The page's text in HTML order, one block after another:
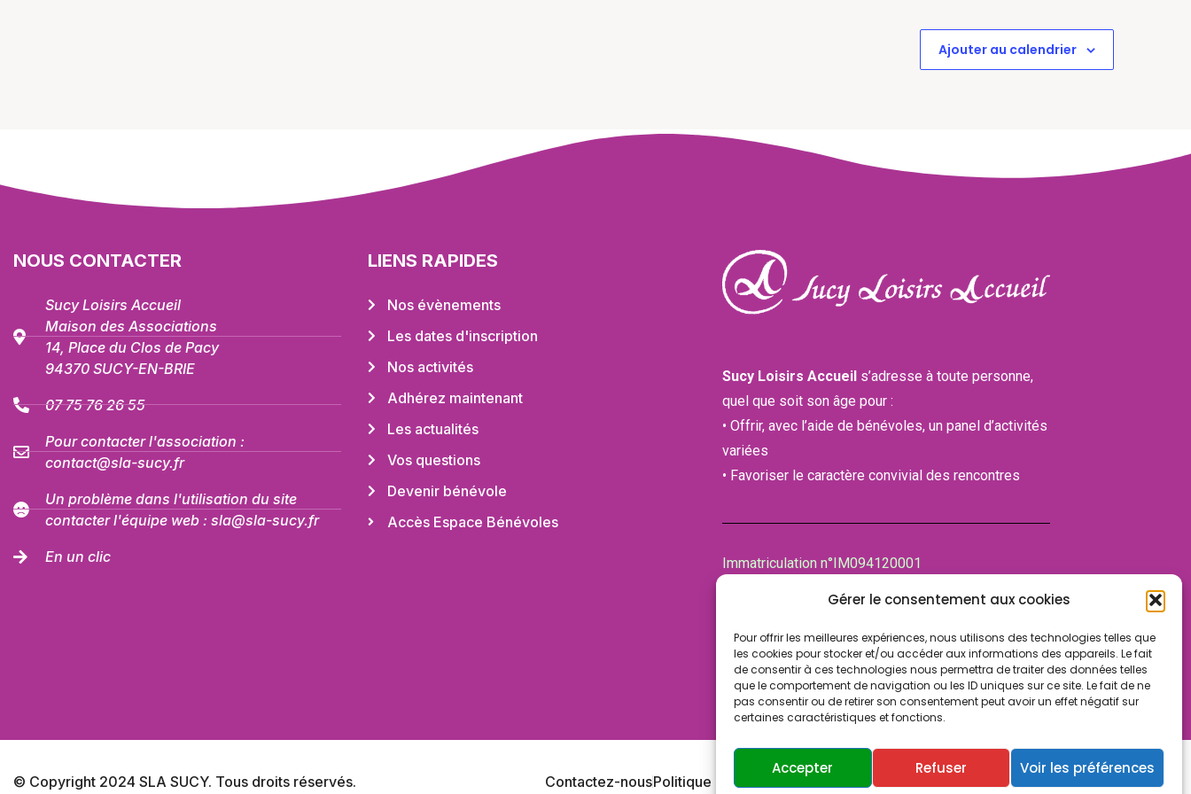
Gérer le consentement aux cookies
Pour offrir les meilleures expériences, nous utilisons des technologies telles que
les cookies pour stocker et/ou accéder aux informations des appareils. Le fait
de consentir à ces technologies nous permettra de traiter des données telles
que le comportement de navigation ou les ID uniques sur ce site. Le fait de ne
pas consentir ou de retirer son consentement peut avoir un effet négatif sur
certaines caractéristiques et fonctions.
Accepter Refuser Voir les préférences
Ajouter au calendrier
NOUS CONTACTER
Sucy Loisirs Accueil
Maison des Associations
14, Place du Clos de Pacy
94370 SUCY-EN-BRIE
07 75 76 26 55
Pour contacter l'association :
contact@sla-sucy.fr
Un problème dans l'utilisation du site
contacter l'équipe web : sla@sla-sucy.fr
En un clic
LIENS RAPIDES
Nos évènements
Les dates d'inscription
Nos activités
Adhérez maintenant
Les actualités
Vos questions
Devenir bénévole
Accès Espace Bénévoles
Sucy Loisirs Accueil s’adresse à toute personne,
quel que soit son âge pour :
• Offrir, avec l’aide de bénévoles, un panel d’activités
variées
• Favoriser le caractère convivial des rencontres
Immatriculation n°IM094120001
© Copyright 2024 SLA SUCY. Tous droits réservés. Contactez-nousPolitique de confidentialité Cookies & vie privée